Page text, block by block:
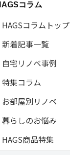
コラム
HAGSコラムトップ
新着記事一覧
自宅リノベ事例
特集コラム
お部屋別リノベ
暮らしのお悩み
HAGS商品特集